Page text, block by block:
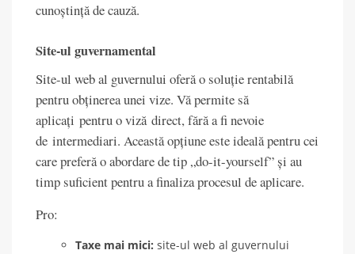
cunoștință de cauză.
Site-ul guvernamental
Site-ul web al guvernului oferă o soluție rentabilă
pentru obținerea unei vize. Vă permite să
aplicați pentru o viză direct, fără a fi nevoie
de intermediari. Această opțiune este ideală pentru cei
care preferă o abordare de tip „do-it-yourself” și au
timp suficient pentru a finaliza procesul de aplicare.
Pro:
Taxe mai mici: site-ul web al guvernului